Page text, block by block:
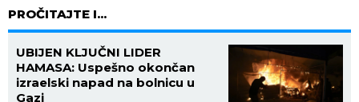
PROČITAJTE I...
UBIJEN KLJUČNI LIDER
HAMASA: Uspešno okončan
izraelski napad na bolnicu u
Gazi